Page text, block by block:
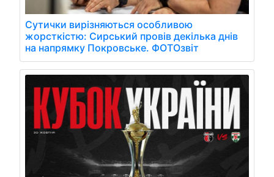
Сутички вирізняються особливою
жорсткістю: Сирський провів декілька днів
на напрямку Покровське. ФОТОзвіт